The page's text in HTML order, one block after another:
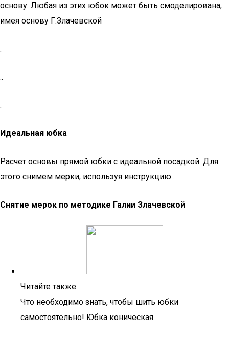
основу. Любая из этих юбок может быть смоделирована,
имея основу Г.Злачевской
.
..
.
Идеальная юбка
Расчет основы прямой юбки с идеальной посадкой. Для
этого снимем мерки, используя инструкцию .
Снятие мерок по методике Галии Злачевской
Читайте также:
Что необходимо знать, чтобы шить юбки
самостоятельно! Юбка коническая